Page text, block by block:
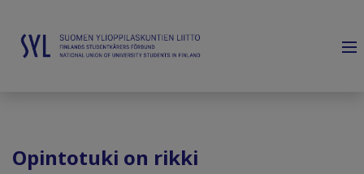
Opintotuki on rikki